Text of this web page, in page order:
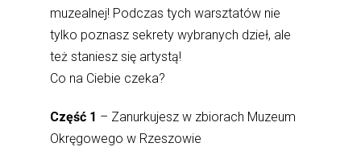
muzealnej! Podczas tych warsztatów nie
tylko poznasz sekrety wybranych dzieł, ale
też staniesz się artystą!
Co na Ciebie czeka?
Część 1 – Zanurkujesz w zbiorach Muzeum
Okręgowego w Rzeszowie